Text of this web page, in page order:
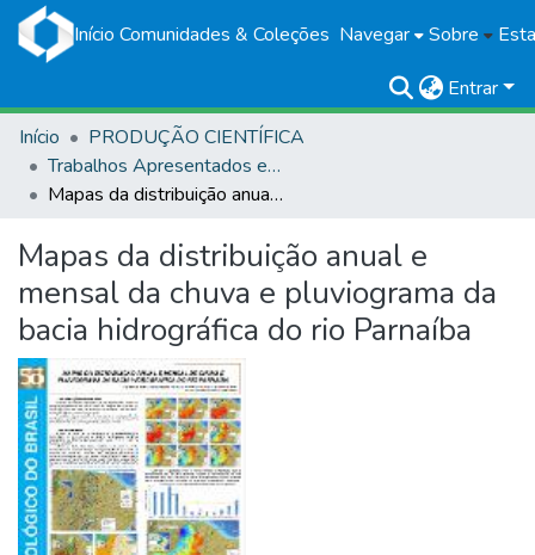
Início Comunidades & Coleções Navegar Sobre
Entrar
Início
PRODUÇÃO CIENTÍFICA
Trabalhos Apresentados em Eventos
Mapas da distribuição anual e mensal da chuva e pluviograma da bacia hidrográfica do rio Parnaíba
Mapas da distribuição anual e
mensal da chuva e pluviograma da
bacia hidrográfica do rio Parnaíba